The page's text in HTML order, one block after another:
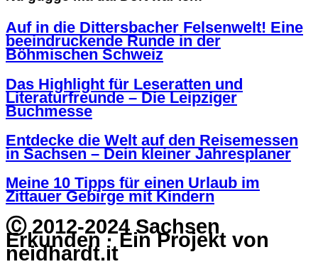
Auf in die Dittersbacher Felsenwelt! Eine
beeindruckende Runde in der
Böhmischen Schweiz
Das Highlight für Leseratten und
Literaturfreunde – Die Leipziger
Buchmesse
Entdecke die Welt auf den Reisemessen
in Sachsen – Dein kleiner Jahresplaner
Meine 10 Tipps für einen Urlaub im
Zittauer Gebirge mit Kindern
Ⓒ 2012-2024 Sachsen
Erkunden · Ein Projekt von
neidhardt.it